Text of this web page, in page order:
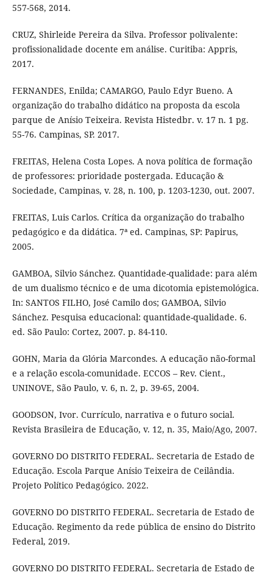
557-568, 2014.
CRUZ, Shirleide Pereira da Silva. Professor polivalente:
profissionalidade docente em análise. Curitiba: Appris,
2017.
FERNANDES, Enilda; CAMARGO, Paulo Edyr Bueno. A
organização do trabalho didático na proposta da escola
parque de Anísio Teixeira. Revista Histedbr. v. 17 n. 1 pg.
55-76. Campinas, SP. 2017.
FREITAS, Helena Costa Lopes. A nova política de formação
de professores: prioridade postergada. Educação &
Sociedade, Campinas, v. 28, n. 100, p. 1203-1230, out. 2007.
FREITAS, Luis Carlos. Crítica da organização do trabalho
pedagógico e da didática. 7ª ed. Campinas, SP: Papirus,
2005.
GAMBOA, Silvio Sánchez. Quantidade-qualidade: para além
de um dualismo técnico e de uma dicotomia epistemológica.
In: SANTOS FILHO, José Camilo dos; GAMBOA, Silvio
Sánchez. Pesquisa educacional: quantidade-qualidade. 6.
ed. São Paulo: Cortez, 2007. p. 84-110.
GOHN, Maria da Glória Marcondes. A educação não-formal
e a relação escola-comunidade. ECCOS – Rev. Cient.,
UNINOVE, São Paulo, v. 6, n. 2, p. 39-65, 2004.
GOODSON, Ivor. Currículo, narrativa e o futuro social.
Revista Brasileira de Educação, v. 12, n. 35, Maio/Ago, 2007.
GOVERNO DO DISTRITO FEDERAL. Secretaria de Estado de
Educação. Escola Parque Anísio Teixeira de Ceilândia.
Projeto Político Pedagógico. 2022.
GOVERNO DO DISTRITO FEDERAL. Secretaria de Estado de
Educação. Regimento da rede pública de ensino do Distrito
Federal, 2019.
GOVERNO DO DISTRITO FEDERAL. Secretaria de Estado de